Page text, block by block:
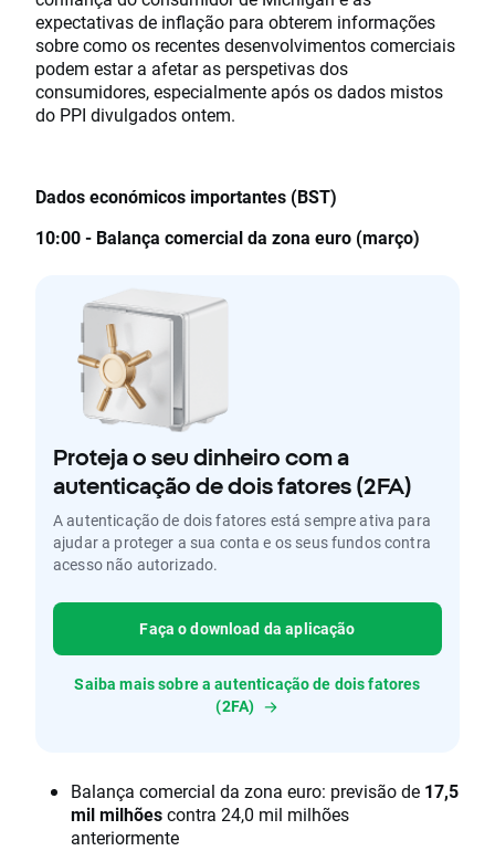
expectativas de inflação para obterem informações
sobre como os recentes desenvolvimentos comerciais
podem estar a afetar as perspetivas dos
consumidores, especialmente após os dados mistos
do PPI divulgados ontem.
Dados económicos importantes (BST)
10:00 - Balança comercial da zona euro (março)
Proteja o seu dinheiro com a
autenticação de dois fatores (2FA)
A autenticação de dois fatores está sempre ativa para
ajudar a proteger a sua conta e os seus fundos contra
acesso não autorizado.
Faça o download da aplicação
Saiba mais sobre a autenticação de dois fatores
(2FA)
Balança comercial da zona euro: previsão de 17,5
mil milhõescontra 24,0 mil milhões
anteriormente